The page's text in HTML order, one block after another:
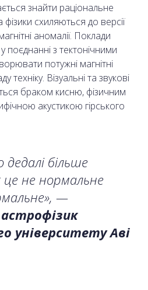
знайти раціональне
схиляються до версії
аномалії. Поклади
поєднанні з тектонічними
потужні магнітні
техніку. Візуальні та звукові
браком кисню, фізичним
акустикою гірського
більше
це не нормальне
—
астрофізик
університету Аві